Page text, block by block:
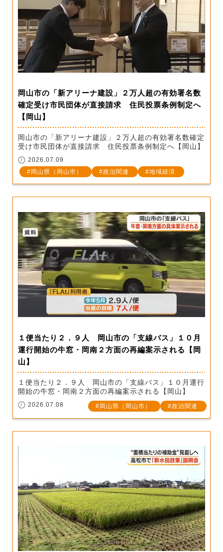
岡山市の「新アリーナ建設」２万人超の有効署名数
確定受け市民団体が直接請求 住民投票条例制定へ
【岡山】
岡山市の「新アリーナ建設」２万人超の有効署名数確定
受け市民団体が直接請求 住民投票条例制定へ【岡山】
2026.07.09
岡山県（岡山市）
政治関連 地域経済
１便当たり２．９人 岡山市の「支線バス」１０月
運行開始の牛窓・岡南２方面の再編案示される【岡
山】
１便当たり２．９人 岡山市の「支線バス」１０月運行
開始の牛窓・岡南２方面の再編案示される【岡山】
2026.07.08 岡山県（岡山市） 政治関連